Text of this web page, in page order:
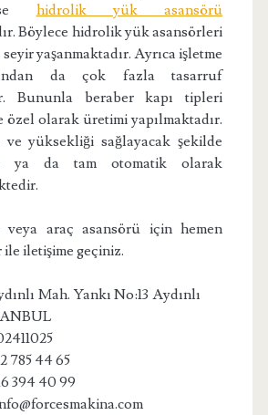
hidrolik yük asansörü
Böylece hidrolik yük asansörleri
yaşanmaktadır. Ayrıca işletme
da çok fazla tasarruf
Bununla beraber kapı tipleri
özel olarak üretimi yapılmaktadır.
ve yüksekliği sağlayacak şekilde
ya da tam otomatik olarak
veya araç asansörü için hemen
ile iletişime geçiniz.
Mah. Yankı No:13 Aydınlı
785 44 65
394 40 99